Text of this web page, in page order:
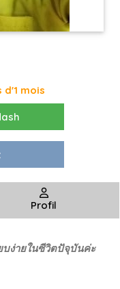
d'1 mois
Profil
ง่ายในซีวิตปัจุบันค่ะ